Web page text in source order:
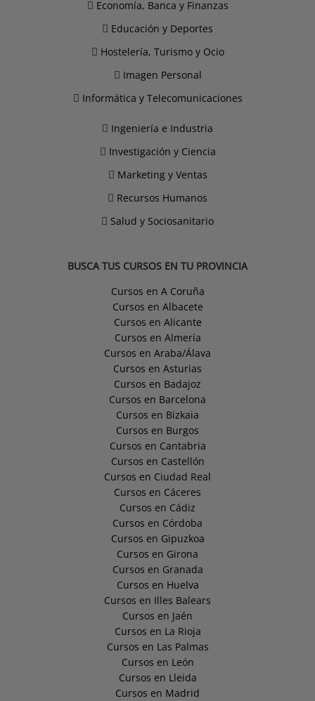
Economía, Banca y Finanzas
Educación y Deportes
Hostelería, Turismo y Ocio
Imagen Personal
Informática y Telecomunicaciones
Ingeniería e Industria
Investigación y Ciencia
Marketing y Ventas
Recursos Humanos
Salud y Sociosanitario
BUSCA TUS CURSOS EN TU PROVINCIA
Cursos en A Coruña
Cursos en Albacete
Cursos en Alicante
Cursos en Almería
Cursos en Araba/Álava
Cursos en Asturias
Cursos en Badajoz
Cursos en Barcelona
Cursos en Bizkaia
Cursos en Burgos
Cursos en Cantabria
Cursos en Castellón
Cursos en Ciudad Real
Cursos en Cáceres
Cursos en Cádiz
Cursos en Córdoba
Cursos en Gipuzkoa
Cursos en Girona
Cursos en Granada
Cursos en Huelva
Cursos en Illes Balears
Cursos en Jaén
Cursos en La Rioja
Cursos en Las Palmas
Cursos en León
Cursos en Lleida
Cursos en Madrid